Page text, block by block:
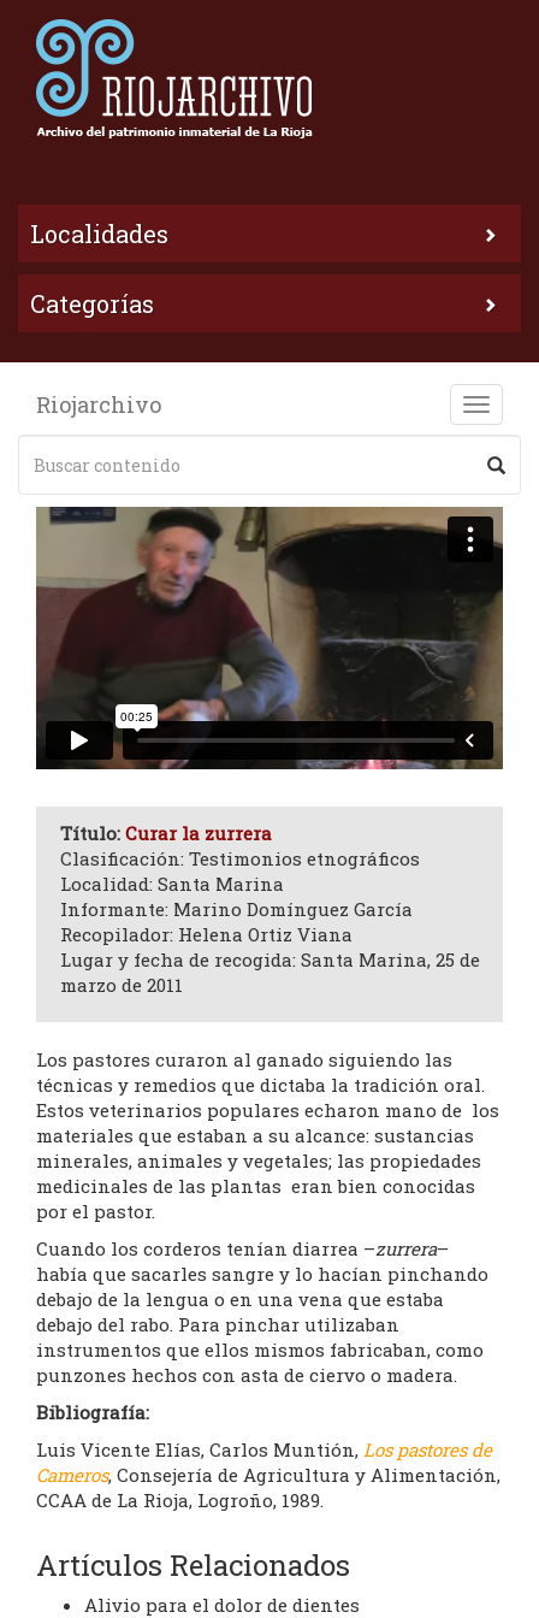
Localidades
Categorías
Toggle
Riojarchivo
Título: Curar la zurrera
Clasificación: Testimonios etnográficos
Localidad: Santa Marina
Informante: Marino Domínguez García
Recopilador: Helena Ortiz Viana
Lugar y fecha de recogida: Santa Marina, 25 de
marzo de 2011
Los pastores curaron al ganado siguiendo las
técnicas y remedios que dictaba la tradición oral.
Estos veterinarios populares echaron mano de los
materiales que estaban a su alcance: sustancias
minerales, animales y vegetales; las propiedades
medicinales de las plantas eran bien conocidas
por el pastor.
Cuando los corderos tenían diarrea –zurrera–
había que sacarles sangre y lo hacían pinchando
debajo de la lengua o en una vena que estaba
debajo del rabo. Para pinchar utilizaban
instrumentos que ellos mismos fabricaban, como
punzones hechos con asta de ciervo o madera.
Bibliografía:
Luis Vicente Elías, Carlos Muntión, Los pastores de
Cameros, Consejería de Agricultura y Alimentación,
CCAA de La Rioja, Logroño, 1989.
Artículos Relacionados
Alivio para el dolor de dientes